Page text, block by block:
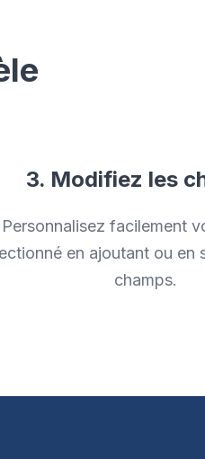
3. Modifiez les
Personnalisez facilement
en ajoutant ou en
champs.